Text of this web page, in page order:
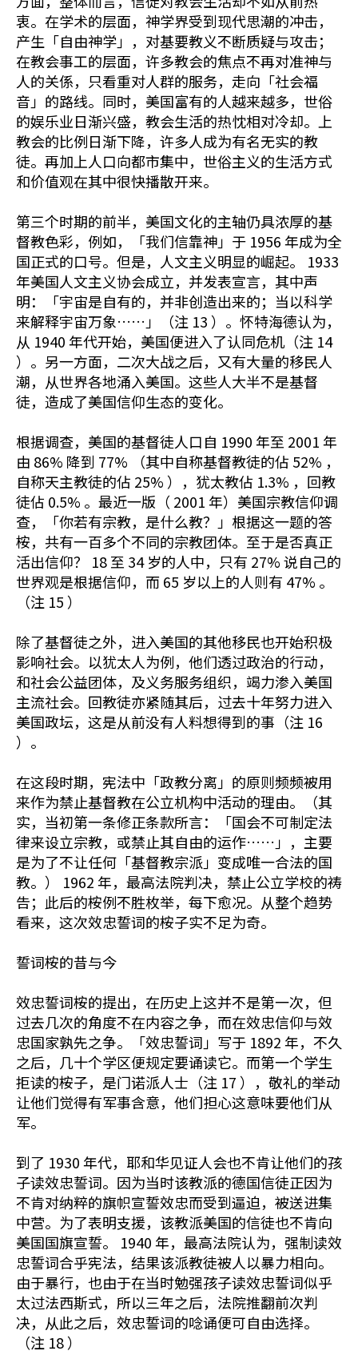
衷。在学术的层面，神学界受到现代思潮的冲击，
产生「自由神学」，对基要教义不断质疑与攻击；
在教会事工的层面，许多教会的焦点不再对准神与
人的关係，只看重对人群的服务，走向「社会福
音」的路线。同时，美国富有的人越来越多，世俗
的娱乐业日渐兴盛，教会生活的热忱相对冷却。上
教会的比例日渐下降，许多人成为有名无实的教
徒。再加上人口向都市集中，世俗主义的生活方式
和价值观在其中很快播散开来。
第三个时期的前半，美国文化的主轴仍具浓厚的基
督教色彩，例如，「我们信靠神」于 1956 年成为全
国正式的口号。但是，人文主义明显的崛起。 1933
年美国人文主义协会成立，并发表宣言，其中声
明：「宇宙是自有的，并非创造出来的；当以科学
来解释宇宙万象……」（注 13 ）。怀特海德认为，
从 1940 年代开始，美国便进入了认同危机（注 14
）。另一方面，二次大战之后，又有大量的移民人
潮，从世界各地涌入美国。这些人大半不是基督
徒，造成了美国信仰生态的变化。
根据调查，美国的基督徒人口自 1990 年至 2001 年
由 86% 降到 77% （其中自称基督教徒的佔 52% ，
自称天主教徒的佔 25% ），犹太教佔 1.3% ，回教
徒佔 0.5% 。最近一版（ 2001 年）美国宗教信仰调
查，「你若有宗教，是什么教？」根据这一题的答
桉，共有一百多个不同的宗教团体。至于是否真正
活出信仰？ 18 至 34 岁的人中，只有 27% 说自己的
世界观是根据信仰，而 65 岁以上的人则有 47% 。
（注 15 ）
除了基督徒之外，进入美国的其他移民也开始积极
影响社会。以犹太人为例，他们透过政治的行动，
和社会公益团体，及义务服务组织，竭力渗入美国
主流社会。回教徒亦紧随其后，过去十年努力进入
美国政坛，这是从前没有人料想得到的事（注 16
）。
在这段时期，宪法中「政教分离」的原则频频被用
来作为禁止基督教在公立机构中活动的理由。（其
实，当初第一条修正条款所言：「国会不可制定法
律来设立宗教，或禁止其自由的运作……」，主要
是为了不让任何「基督教宗派」变成唯一合法的国
教。） 1962 年，最高法院判决，禁止公立学校的祷
告；此后的桉例不胜枚举，每下愈况。从整个趋势
看来，这次效忠誓词的桉子实不足为奇。
誓词桉的昔与今
效忠誓词桉的提出，在历史上这并不是第一次，但
过去几次的角度不在内容之争，而在效忠信仰与效
忠国家孰先之争。「效忠誓词」写于 1892 年，不久
之后，几十个学区便规定要诵读它。而第一个学生
拒读的桉子，是门诺派人士（注 17 ），敬礼的举动
让他们觉得有军事含意，他们担心这意味要他们从
军。
到了 1930 年代，耶和华见证人会也不肯让他们的孩
子读效忠誓词。因为当时该教派的德国信徒正因为
不肯对纳粹的旗帜宣誓效忠而受到逼迫，被送进集
中营。为了表明支援，该教派美国的信徒也不肯向
美国国旗宣誓。 1940 年，最高法院认为，强制读效
忠誓词合乎宪法，结果该派教徒被人以暴力相向。
由于暴行，也由于在当时勉强孩子读效忠誓词似乎
太过法西斯式，所以三年之后，法院推翻前次判
决，从此之后，效忠誓词的唸诵便可自由选择。
（注 18 ）